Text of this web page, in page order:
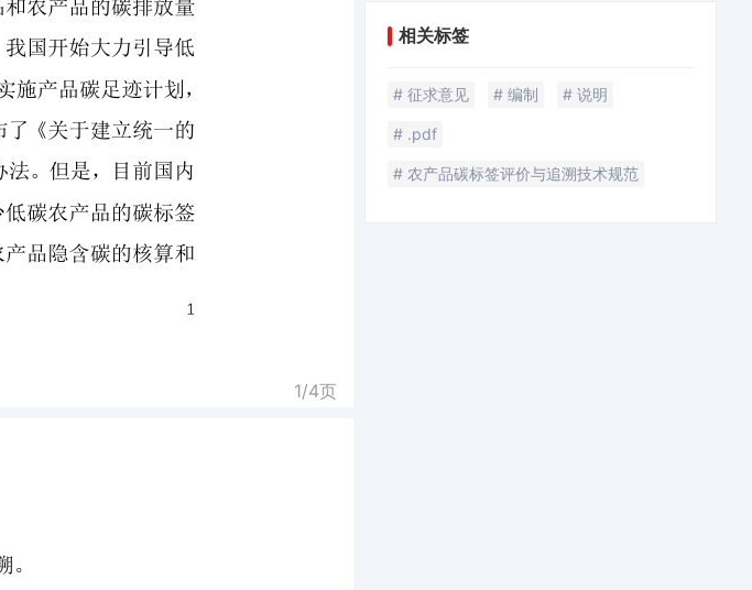
1/4页
相关标签
# 征求意见 # 编制 # 说明
# .pdf
# 农产品碳标签评价与追溯技术规范